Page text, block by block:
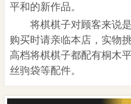
平和的新作品。
将棋棋子对顾客来说是
购买时请亲临本店，实物
高档将棋棋子都配有桐木
丝驹袋等配件。